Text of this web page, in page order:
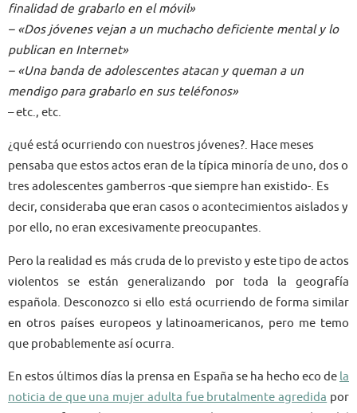
finalidad de grabarlo en el móvil»
– «Dos jóvenes vejan a un muchacho deficiente mental y lo
publican en Internet»
– «Una banda de adolescentes atacan y queman a un
mendigo para grabarlo en sus teléfonos»
– etc., etc.
¿qué está ocurriendo con nuestros jóvenes?. Hace meses
pensaba que estos actos eran de la típica minoría de uno, dos o
tres adolescentes gamberros -que siempre han existido-. Es
decir, consideraba que eran casos o acontecimientos aislados y
por ello, no eran excesivamente preocupantes.
Pero la realidad es más cruda de lo previsto y este tipo de actos
violentos se están generalizando por toda la geografía
española. Desconozco si ello está ocurriendo de forma similar
en otros países europeos y latinoamericanos, pero me temo
que probablemente así ocurra.
En estos últimos días la prensa en España se ha hecho eco de la
noticia de que una mujer adulta fue brutalmente agredida por